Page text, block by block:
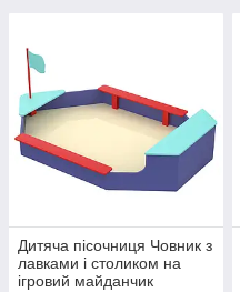
Дитяча пісочниця Човник з
лавками і столиком на
ігровий майданчик